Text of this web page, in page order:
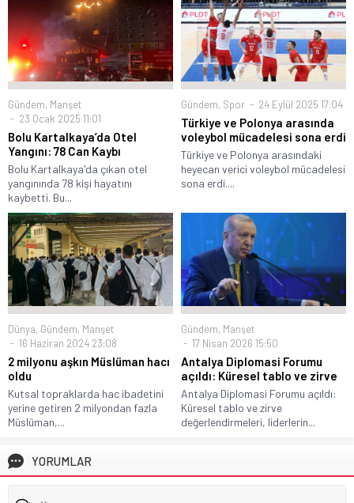
Gündem, Manşet
23 Ocak 2025 11:01
Bolu Kartalkaya’da Otel
Yangını: 78 Can Kaybı
Bolu Kartalkaya'da çıkan otel
yangınında 78 kişi hayatını
kaybetti. Bu...
Gündem, Spor 24 Eylül 2025 17:04
Türkiye ve Polonya arasında
voleybol mücadelesi sona erdi
Türkiye ve Polonya arasındaki
heyecan verici voleybol mücadelesi
sona erdi....
Dünya, Gündem, Manşet
16 Haziran 2024 23:08
2 milyonu aşkın Müslüman hacı
oldu
Kutsal topraklarda hac ibadetini
yerine getiren 2 milyondan fazla
Müslüman,...
Gündem, Manşet
17 Nisan 2026 15:50
Antalya Diplomasi Forumu
açıldı: Küresel tablo ve zirve
Antalya Diplomasi Forumu açıldı:
Küresel tablo ve zirve
değerlendirmeleri, liderlerin...
YORUMLAR